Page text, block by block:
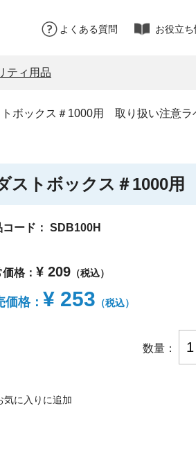
よくある質問 お役立ち
ティ用品
トボックス＃1000用 取り扱い注意ラ
ストボックス＃1000
コード：SDB100H
格： ¥ 209 （税込）
価格： ¥ 253 （税込）
数量：
気に入りに追加